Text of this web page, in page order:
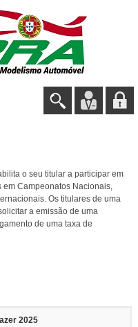
o seu titular a participar em
em Campeonatos Nacionais,
Os titulares de uma
a emissão de uma
de uma taxa de
2025